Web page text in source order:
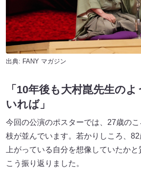
出典: FANY マガジン
「10年後も大村崑先生の
いれば」
今回の公演のポスターでは、27歳の
枝が並んでいます。若かりしころ、
上がっている自分を想像していたかと
こう振り返りました。